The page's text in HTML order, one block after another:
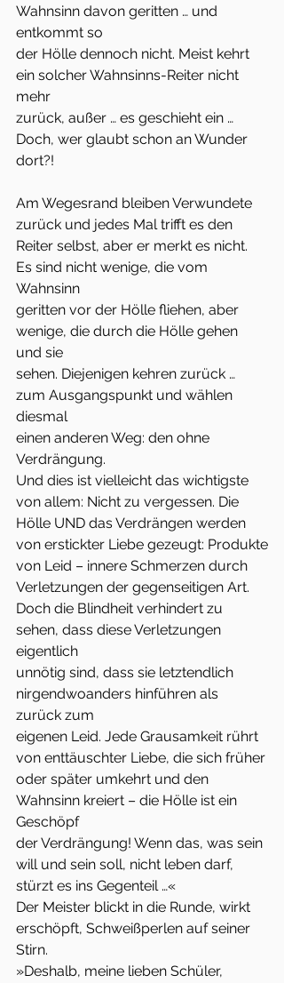
Wahnsinn davon geritten … und
entkommt so
der Hölle dennoch nicht. Meist kehrt
ein solcher Wahnsinns-Reiter nicht
mehr
zurück, außer … es geschieht ein …
Doch, wer glaubt schon an Wunder
dort?!
Am Wegesrand bleiben Verwundete
zurück und jedes Mal trifft es den
Reiter selbst, aber er merkt es nicht.
Es sind nicht wenige, die vom
Wahnsinn
geritten vor der Hölle fliehen, aber
wenige, die durch die Hölle gehen
und sie
sehen. Diejenigen kehren zurück …
zum Ausgangspunkt und wählen
diesmal
einen anderen Weg: den ohne
Verdrängung.
Und dies ist vielleicht das wichtigste
von allem: Nicht zu vergessen. Die
Hölle UND das Verdrängen werden
von erstickter Liebe gezeugt: Produkte
von Leid – innere Schmerzen durch
Verletzungen der gegenseitigen Art.
Doch die Blindheit verhindert zu
sehen, dass diese Verletzungen
eigentlich
unnötig sind, dass sie letztendlich
nirgendwoanders hinführen als
zurück zum
eigenen Leid. Jede Grausamkeit rührt
von enttäuschter Liebe, die sich früher
oder später umkehrt und den
Wahnsinn kreiert – die Hölle ist ein
Geschöpf
der Verdrängung! Wenn das, was sein
will und sein soll, nicht leben darf,
stürzt es ins Gegenteil …«
Der Meister blickt in die Runde, wirkt
erschöpft, Schweißperlen auf seiner
Stirn.
»Deshalb, meine lieben Schüler,